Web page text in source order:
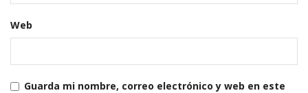
Web
Guarda mi nombre, correo electrónico y web en este